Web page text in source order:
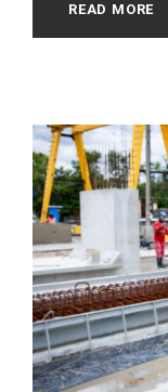
READ MORE